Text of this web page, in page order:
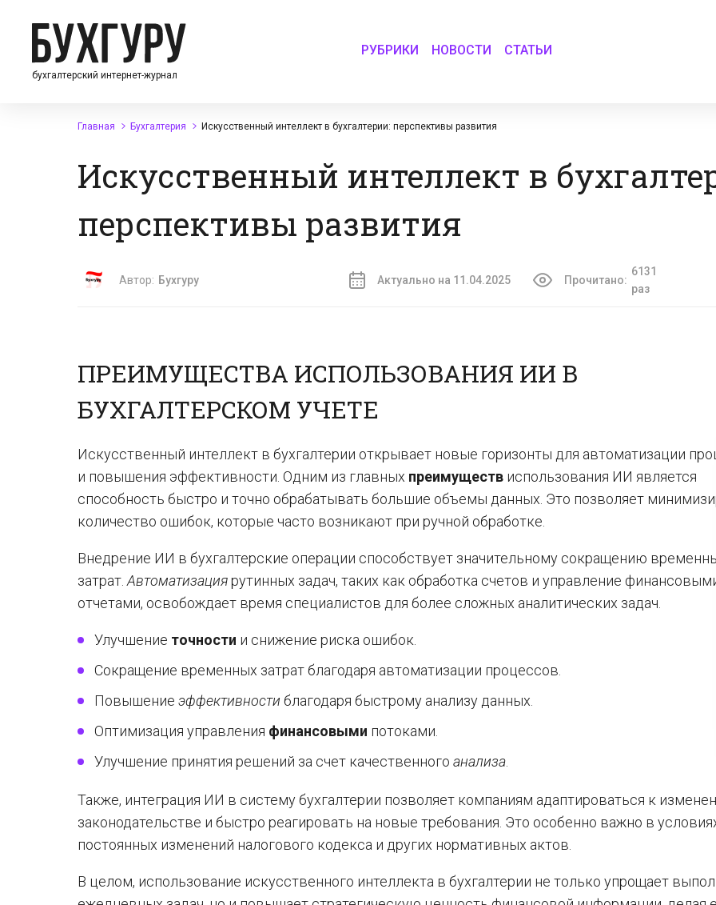
бухгалтерский интернет-журнал
РУБРИКИ НОВОСТИ СТАТЬИ
Главная Бухгалтерия Искусственный интеллект в бухгалтерии: перспективы развития
Искусственный интеллект в
перспективы развития
Автор: Бухгуру Актуально на 11.04.2025 Прочитано:
6131
раз
ПРЕИМУЩЕСТВА ИСПОЛЬЗОВАНИЯ ИИ В
БУХГАЛТЕРСКОМ УЧЕТЕ
Искусственный интеллект в бухгалтерии открывает новые горизонты для автоматизации
и повышения эффективности. Одним из главных преимуществ использования ИИ является
способность быстро и точно обрабатывать большие объемы данных. Это позволяет
количество ошибок, которые часто возникают при ручной обработке.
Внедрение ИИ в бухгалтерские операции способствует значительному сокращению
затрат. Автоматизациярутинных задач, таких как обработка счетов и управление
отчетами, освобождает время специалистов для более сложных аналитических задач.
Улучшение точности и снижение риска ошибок.
Сокращение временных затрат благодаря автоматизации процессов.
Повышение эффективности благодаря быстрому анализу данных.
Оптимизация управления финансовыми потоками.
Улучшение принятия решений за счет качественного анализа
Также, интеграция ИИ в систему бухгалтерии позволяет компаниям адаптироваться к
законодательстве и быстро реагировать на новые требования. Это особенно важно в
постоянных изменений налогового кодекса и других нормативных актов.
В целом, использование искусственного интеллекта в бухгалтерии не только упрощает